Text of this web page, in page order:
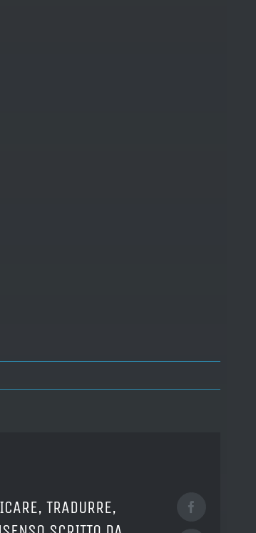
TRADURRE,
Facebook